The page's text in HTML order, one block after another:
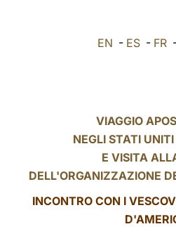
EN - ES- FR
VIAGGIO
NEGLI STATI
E VISITA
DELL'ORGANIZZAZIONE
INCONTRO CON I